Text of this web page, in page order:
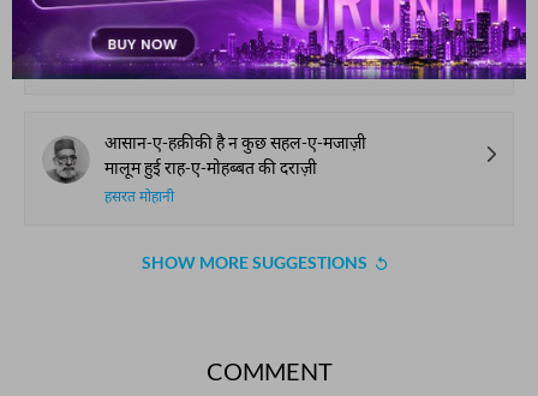
नदामत है बना कर इस चमन में आशियाँ मुझ को
मिला हमदम यहाँ कोई न कोई हम-ज़बाँ मुझ को
नज़्म तबातबाई
आसान-ए-हक़ीकी है न कुछ सहल-ए-मजाज़ी
मालूम हुई राह-ए-मोहब्बत की दराज़ी
हसरत मोहानी
SHOW MORE SUGGESTIONS
COMMENT